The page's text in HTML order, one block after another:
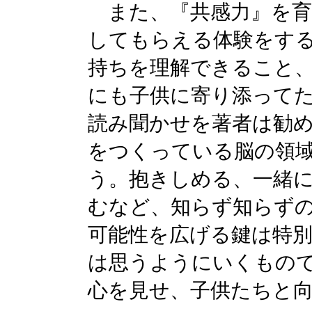
また、『共感力』を
してもらえる体験をす
持ちを理解できること
にも子供に寄り添って
読み聞かせを著者は勧
をつくっている脳の領
う。抱きしめる、一緒
むなど、知らず知らず
可能性を広げる鍵は特
は思うようにいくもの
心を見せ、子供たちと